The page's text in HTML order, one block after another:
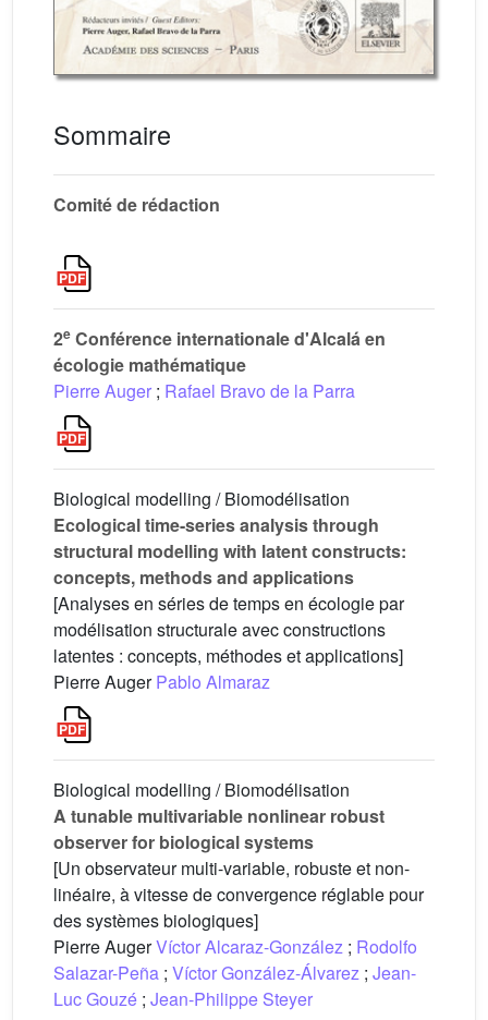
Sommaire
Comité de rédaction
2e Conférence internationale d'Alcalá en
écologie mathématique
Pierre Auger ; Rafael Bravo de la Parra
Biological modelling / Biomodélisation
Ecological time-series analysis through
structural modelling with latent constructs:
concepts, methods and applications
[Analyses en séries de temps en écologie par
modélisation structurale avec constructions
latentes : concepts, méthodes et applications]
Pierre AugerPablo Almaraz
Biological modelling / Biomodélisation
A tunable multivariable nonlinear robust
observer for biological systems
[Un observateur multi-variable, robuste et non-
linéaire, à vitesse de convergence réglable pour
des systèmes biologiques]
Pierre AugerVíctor Alcaraz-González ; Rodolfo
Salazar-Peña ; Víctor González-Álvarez ; Jean-
Luc Gouzé ; Jean-Philippe Steyer